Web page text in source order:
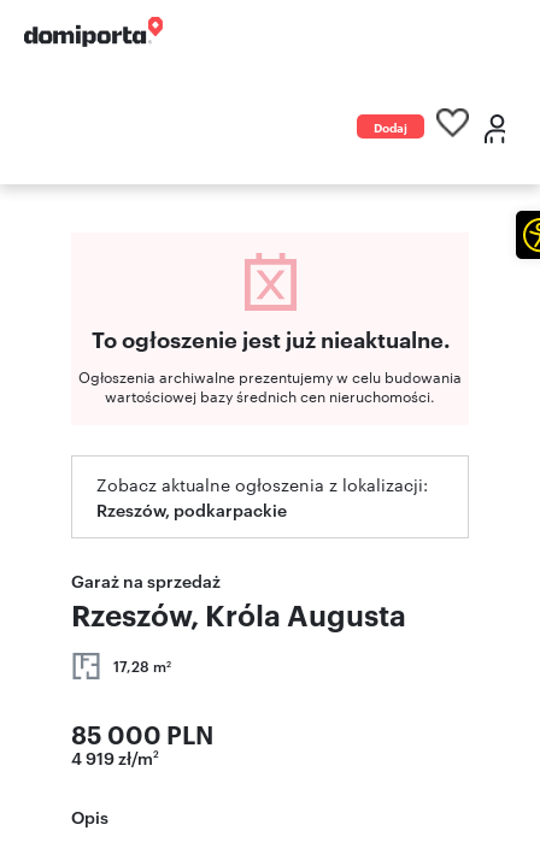
Dodaj
To ogłoszenie jest już nieaktualne.
Ogłoszenia archiwalne prezentujemy w celu budowania
wartościowej bazy średnich cen nieruchomości.
Zobacz aktualne ogłoszenia z lokalizacji:
Rzeszów, podkarpackie
Garaż na sprzedaż
Rzeszów, Króla Augusta
17,28 m2
85 000 PLN
4 919 zł/m2
Opis